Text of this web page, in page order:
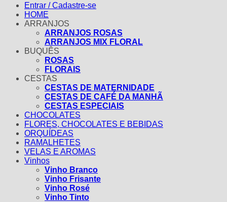
Entrar / Cadastre-se
HOME
ARRANJOS
ARRANJOS ROSAS
ARRANJOS MIX FLORAL
BUQUÊS
ROSAS
FLORAIS
CESTAS
CESTAS DE MATERNIDADE
CESTAS DE CAFÉ DA MANHÃ
CESTAS ESPECIAIS
CHOCOLATES
FLORES, CHOCOLATES E BEBIDAS
ORQUÍDEAS
RAMALHETES
VELAS E AROMAS
Vinhos
Vinho Branco
Vinho Frisante
Vinho Rosé
Vinho Tinto